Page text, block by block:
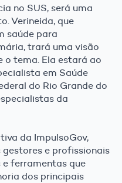
no SUS, será uma
Verineida, que
saúde para
trará uma visão
o tema. Ela estará ao
em Saúde
do Rio Grande do
da
da ImpulsoGov,
e profissionais
e ferramentas que
dos principais